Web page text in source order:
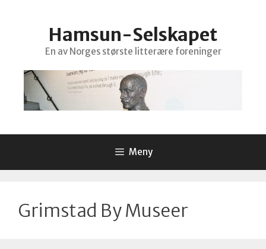
Hamsun-Selskapet
En av Norges største litterære foreninger
Meny
Grimstad By Museer